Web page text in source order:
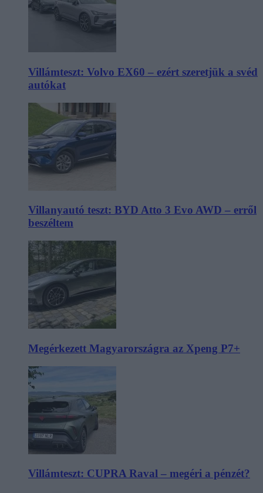
Villámteszt: Volvo EX60 – ezért szeretjük a svéd
autókat
Villanyautó teszt: BYD Atto 3 Evo AWD – erről
beszéltem
Megérkezett Magyarországra az Xpeng P7+
Villámteszt: CUPRA Raval – megéri a pénzét?